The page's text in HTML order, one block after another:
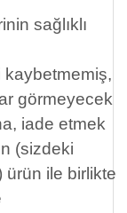
sağlıklı
kaybetmemiş,
görmeyecek
iade etmek
(sizdeki
ürün ile birlikte